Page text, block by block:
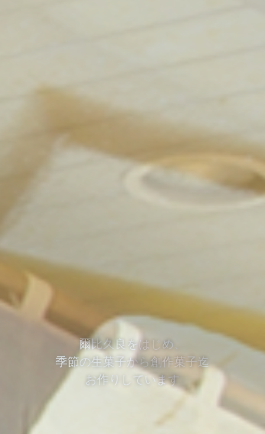
大 泉 学園 の
閑静な住宅街
にあ りま す